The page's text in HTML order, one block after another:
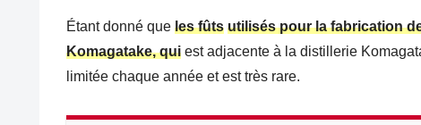
Étant donné que les fûts utilisés pour la fabrication de
Komagatake, qui est adjacente à la distillerie
limitée chaque année et est très rare.